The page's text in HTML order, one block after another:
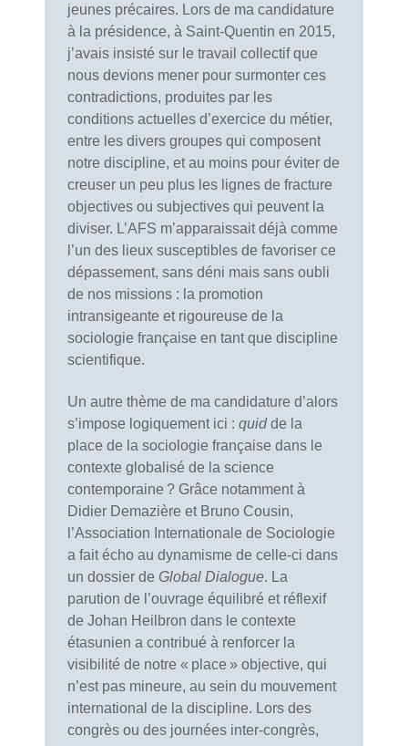
jeunes précaires. Lors de ma candidature
à la présidence, à Saint-Quentin en 2015,
j’avais insisté sur le travail collectif que
nous devions mener pour surmonter ces
contradictions, produites par les
conditions actuelles d’exercice du métier,
entre les divers groupes qui composent
notre discipline, et au moins pour éviter de
creuser un peu plus les lignes de fracture
objectives ou subjectives qui peuvent la
diviser. L’AFS m’apparaissait déjà comme
l’un des lieux susceptibles de favoriser ce
dépassement, sans déni mais sans oubli
de nos missions : la promotion
intransigeante et rigoureuse de la
sociologie française en tant que discipline
scientifique.
Un autre thème de ma candidature d’alors
s’impose logiquement ici : quidde la
place de la sociologie française dans le
contexte globalisé de la science
contemporaine ? Grâce notamment à
Didier Demazière et Bruno Cousin,
l’Association Internationale de Sociologie
a fait écho au dynamisme de celle-ci dans
un dossier de Global Dialogue. La
parution de l’ouvrage équilibré et réflexif
de Johan Heilbron dans le contexte
étasunien a contribué à renforcer la
visibilité de notre « place » objective, qui
n’est pas mineure, au sein du mouvement
international de la discipline. Lors des
congrès ou des journées inter-congrès,